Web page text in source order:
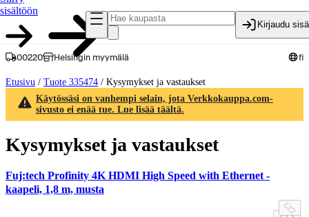
sisältöön
Kirjaudu
00220 Helsingin myymälä fi
Etusivu / Tuote 335474 / Kysymykset ja vastaukset
Käytössäsi on vanhempi selain, jota Verkkokauppa.com-
sivusto ei enää tue. Lue lisää täältä.
Kysymykset ja vastaukset
Fuj:tech Profinity 4K HDMI High Speed with Ethernet -
kaapeli, 1,8 m, musta